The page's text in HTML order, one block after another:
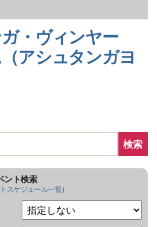
ガ・ヴィンヤー
アシュタンガヨ
検索
ント検索
スケジュール一覧）